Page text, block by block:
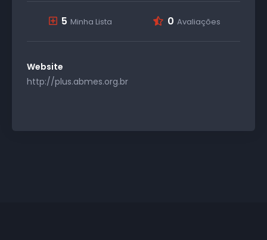
5 Minha Lista 0 Avaliações
Website
http://plus.abmes.org.br